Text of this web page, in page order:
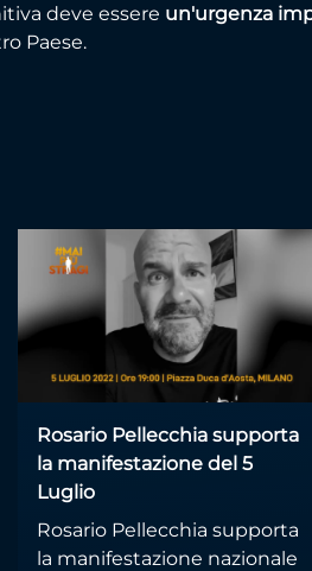
deve essere un'urgenza
Paese.
Rosario Pellecchia supporta
la manifestazione del 5
Luglio
Rosario Pellecchia supporta
la manifestazione nazionale